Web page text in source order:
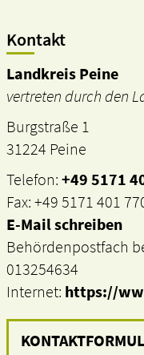
Kontakt
Landkreis Peine
vertreten durch den
Burgstraße 1
31224 Peine
Telefon:+49 5171
Fax: +49 5171 401
E-Mail schreiben
Behördenpostfach
013254634
Internet: https://